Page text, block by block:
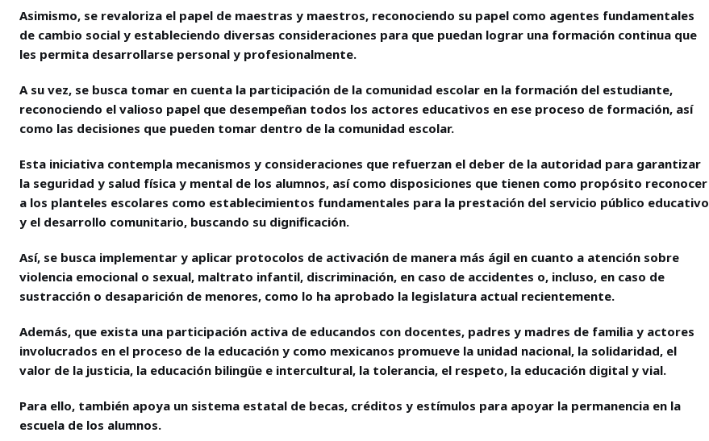
Asimismo, se revaloriza el papel de maestras y maestros, reconociendo su papel como agentes fundamentales
de cambio social y estableciendo diversas consideraciones para que puedan lograr una formación continua que
les permita desarrollarse personal y profesionalmente.
A su vez, se busca tomar en cuenta la participación de la comunidad escolar en la formación del estudiante,
reconociendo el valioso papel que desempeñan todos los actores educativos en ese proceso de formación, así
como las decisiones que pueden tomar dentro de la comunidad escolar.
Esta iniciativa contempla mecanismos y consideraciones que refuerzan el deber de la autoridad para garantizar
la seguridad y salud física y mental de los alumnos, así como disposiciones que tienen como propósito reconocer
a los planteles escolares como establecimientos fundamentales para la prestación del servicio público educativo
y el desarrollo comunitario, buscando su dignificación.
Así, se busca implementar y aplicar protocolos de activación de manera más ágil en cuanto a atención sobre
violencia emocional o sexual, maltrato infantil, discriminación, en caso de accidentes o, incluso, en caso de
sustracción o desaparición de menores, como lo ha aprobado la legislatura actual recientemente.
Además, que exista una participación activa de educandos con docentes, padres y madres de familia y actores
involucrados en el proceso de la educación y como mexicanos promueve la unidad nacional, la solidaridad, el
valor de la justicia, la educación bilingüe e intercultural, la tolerancia, el respeto, la educación digital y vial.
Para ello, también apoya un sistema estatal de becas, créditos y estímulos para apoyar la permanencia en la
escuela de los alumnos.